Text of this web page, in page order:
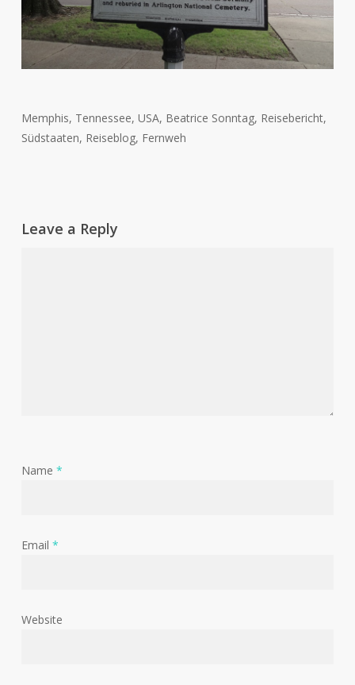
Memphis, Tennessee, USA, Beatrice Sonntag, Reisebericht,
Südstaaten, Reiseblog, Fernweh
Leave a Reply
Name *
Email *
Website